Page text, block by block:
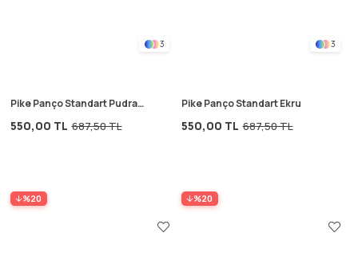
3
Pike Panço Standart Pudra
550,00 TL 687,50 TL
%20
3
Pike Panço Standart Ekru
550,00 TL 687,50 TL
%20